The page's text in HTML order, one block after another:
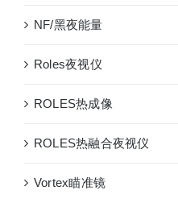
NF/黑夜能量
Roles夜视仪
ROLES热成像
ROLES热融合夜视仪
Vortex瞄准镜